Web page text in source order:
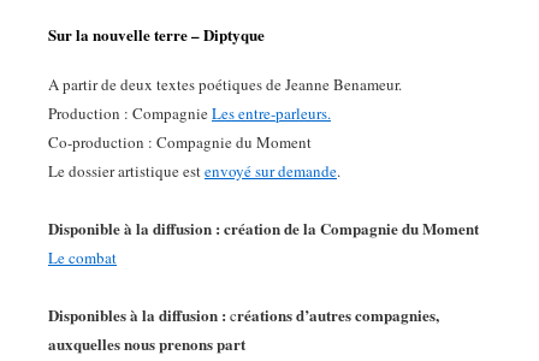
Sur la nouvelle terre – Diptyque
A partir de deux textes poétiques de Jeanne Benameur.
Production : CompagnieLes entre-parleurs.
Co-production : Compagnie du Moment
Le dossier artistique estenvoyé sur demande.
Disponible à la diffusion : création de la Compagnie du Moment
Le combat
Disponibles à la diffusion : créations d’autres compagnies,
auxquelles nous prenons part